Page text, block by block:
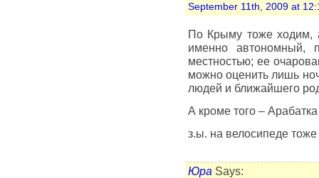
September 11th, 2009 at
По Крыму тоже ходим,
именно автономный,
местностью; ее
можно оценить лишь
людей и ближайшего
А кроме того –
з.ы. на велосипеде
Юра Says: